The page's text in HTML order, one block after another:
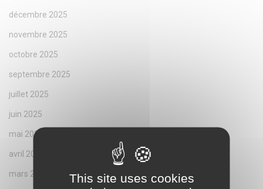
décembre 2025
novembre 2025
octobre 2025
septembre 2025
juillet 2025
juin 2025
mai 2025
avril 2025
mars 2025
This site uses cookies